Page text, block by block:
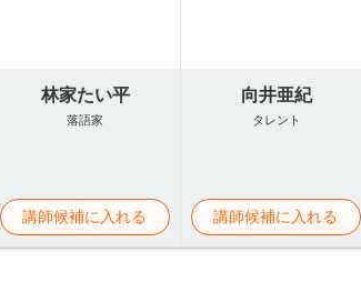
林家たい平
落語家
講師候補に入れる
向井亜紀
タレント
講師候補に入れる